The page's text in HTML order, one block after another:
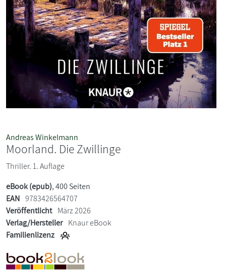
Andreas Winkelmann
Moorland. Die Zwillinge
Thriller. 1. Auflage
eBook (epub), 400 Seiten
EAN 9783426564707
Veröffentlicht März 2026
Verlag/Hersteller Knaur eBook
Familienlizenz